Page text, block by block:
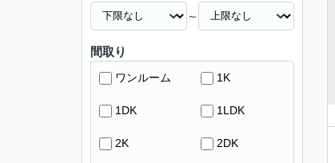
～
間取り
ワンルーム 1K
1DK 1LDK
2K 2DK